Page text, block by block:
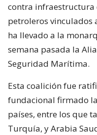
contra infraestructura
petroleros vinculados
ha llevado a la
semana pasada la
Seguridad Marítima.
Esta coalición fue
fundacional firmado
países, entre los que
Turquía, y Arabia